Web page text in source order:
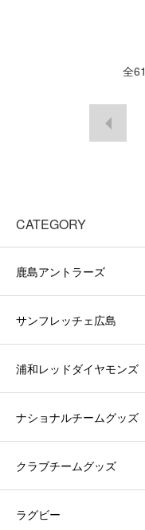
全61
CATEGORY
鹿島アントラーズ
サンフレッチェ広島
浦和レッドダイヤモンズ
ナショナルチームグッズ
クラブチームグッズ
ラグビー